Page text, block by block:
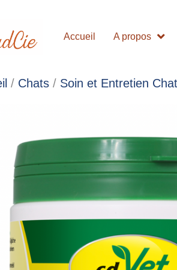
Accueil A propos
/ Chats / Soin et Entretien